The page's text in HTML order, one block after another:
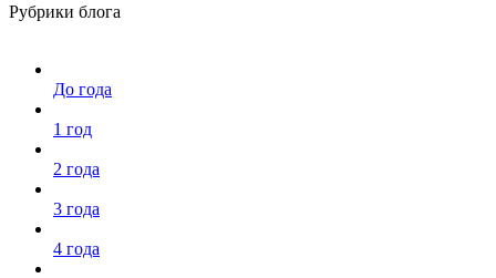
Рубрики блога
До года
1 год
2 года
3 года
4 года